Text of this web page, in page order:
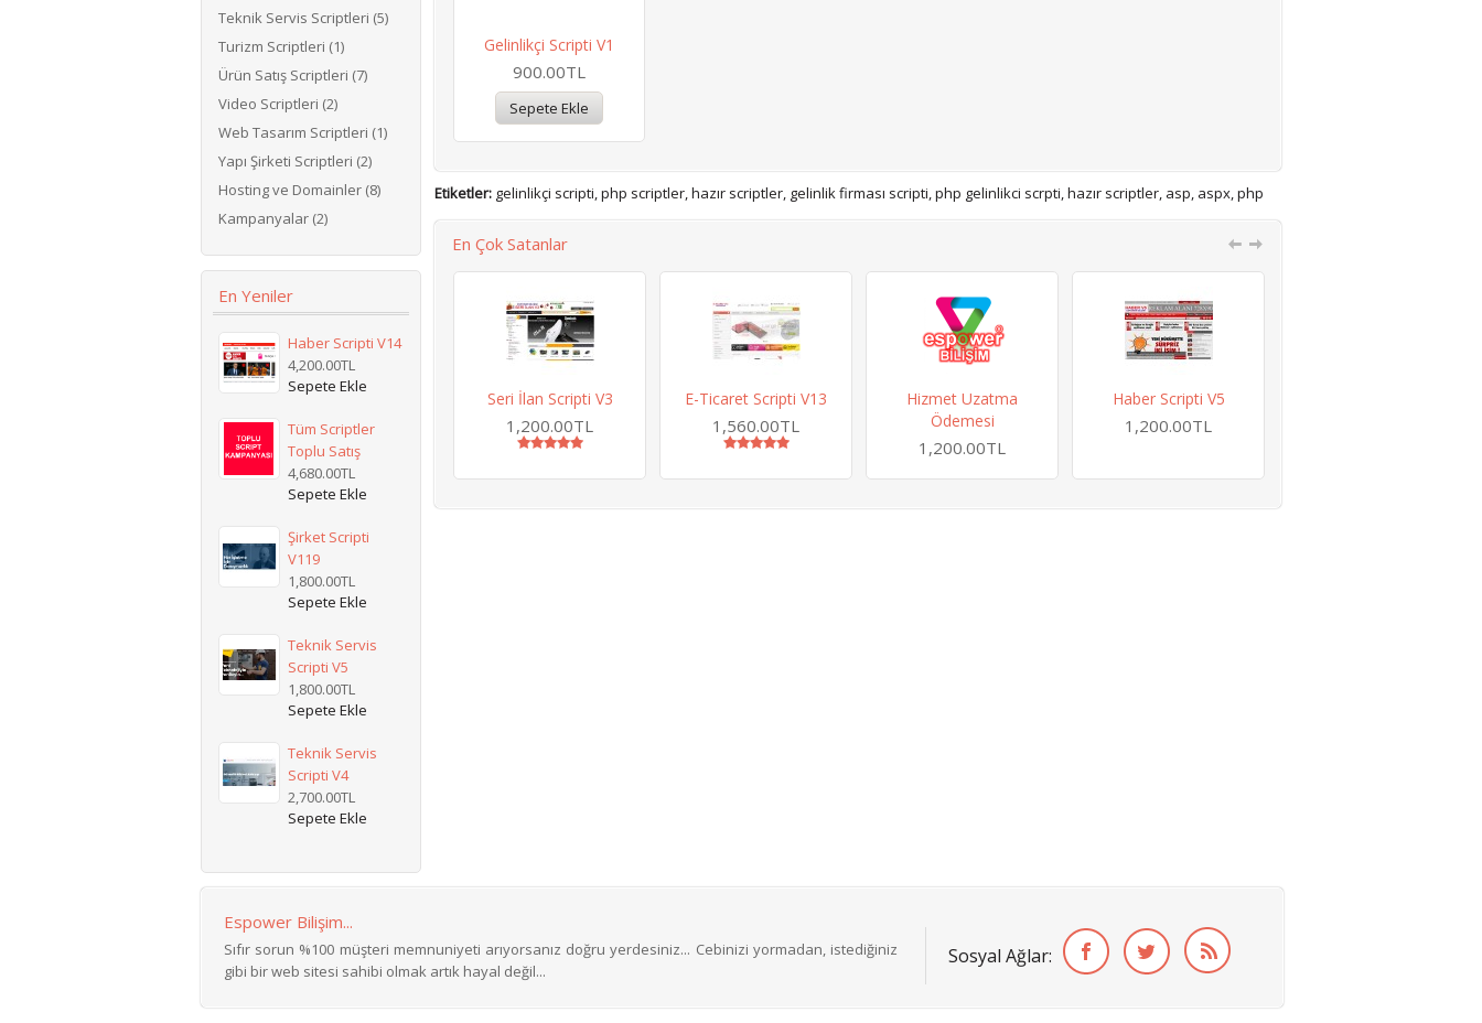
Teknik Servis Scriptleri (5)
Turizm Scriptleri (1)
Ürün Satış Scriptleri (7)
Video Scriptleri (2)
Web Tasarım Scriptleri (1)
Yapı Şirketi Scriptleri (2)
Hosting ve Domainler (8)
Kampanyalar (2)
En Yeniler
Haber Scripti V14
4,200.00TL
Tüm Scriptler
Toplu Satış
4,680.00TL
Şirket Scripti
V119
1,800.00TL
Teknik Servis
Scripti V5
1,800.00TL
Teknik Servis
Scripti V4
2,700.00TL
Gelinlikçi Scripti V1
900.00TL
Sepete Ekle
Etiketler: gelinlikçi scripti,php scriptler,hazır scriptler, gelinlik firması scripti,php gelinlikci scrpti,hazır scriptler, asp, aspx,php
En Çok Satanlar
Seri İlan Scripti V3
1,200.00TL
E-Ticaret Scripti V13
1,560.00TL
Hizmet Uzatma
Ödemesi
1,200.00TL
Haber Scripti V5
1,200.00TL
Espower Bilişim...
Sıfır sorun %100 müşteri memnuniyeti arıyorsanız doğru yerdesiniz... Cebinizi yormadan, istediğiniz
gibi bir web sitesi sahibi olmak artık hayal değil...
Sosyal Ağlar: